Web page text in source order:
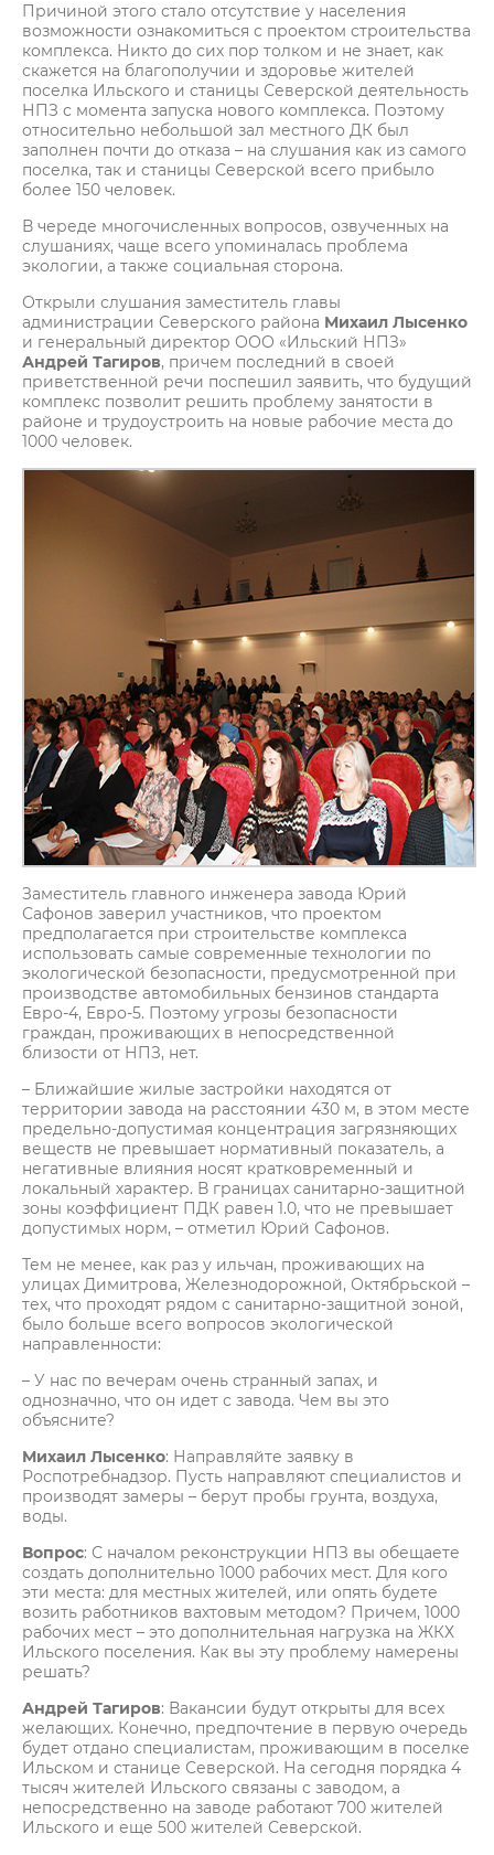
Причиной этого стало отсутствие у населения
возможности ознакомиться с проектом строительства
комплекса. Никто до сих пор толком и не знает, как
скажется на благополучии и здоровье жителей
поселка Ильского и станицы Северской деятельность
НПЗ с момента запуска нового комплекса. Поэтому
относительно небольшой зал местного ДК был
заполнен почти до отказа – на слушания как из самого
поселка, так и станицы Северской всего прибыло
более 150 человек.
В череде многочисленных вопросов, озвученных на
слушаниях, чаще всего упоминалась проблема
экологии, а также социальная сторона.
Открыли слушания заместитель главы
администрации Северского района Михаил Лысенко
и генеральный директор ООО «Ильский НПЗ»
Андрей Тагиров, причем последний в своей
приветственной речи поспешил заявить, что будущий
комплекс позволит решить проблему занятости в
районе и трудоустроить на новые рабочие места до
1000 человек.
Заместитель главного инженера завода Юрий
Сафонов заверил участников, что проектом
предполагается при строительстве комплекса
использовать самые современные технологии по
экологической безопасности, предусмотренной при
производстве автомобильных бензинов стандарта
Евро-4, Евро-5. Поэтому угрозы безопасности
граждан, проживающих в непосредственной
близости от НПЗ, нет.
– Ближайшие жилые застройки находятся от
территории завода на расстоянии 430 м, в этом месте
предельно-допустимая концентрация загрязняющих
веществ не превышает нормативный показатель, а
негативные влияния носят кратковременный и
локальный характер. В границах санитарно-защитной
зоны коэффициент ПДК равен 1.0, что не превышает
допустимых норм, – отметил Юрий Сафонов.
Тем не менее, как раз у ильчан, проживающих на
улицах Димитрова, Железнодорожной, Октябрьской –
тех, что проходят рядом с санитарно-защитной зоной,
было больше всего вопросов экологической
направленности:
– У нас по вечерам очень странный запах, и
однозначно, что он идет с завода. Чем вы это
объясните?
Михаил Лысенко: Направляйте заявку в
Роспотребнадзор. Пусть направляют специалистов и
производят замеры – берут пробы грунта, воздуха,
воды.
Вопрос: С началом реконструкции НПЗ вы обещаете
создать дополнительно 1000 рабочих мест. Для кого
эти места: для местных жителей, или опять будете
возить работников вахтовым методом? Причем, 1000
рабочих мест – это дополнительная нагрузка на ЖКХ
Ильского поселения. Как вы эту проблему намерены
решать?
Андрей Тагиров: Вакансии будут открыты для всех
желающих. Конечно, предпочтение в первую очередь
будет отдано специалистам, проживающим в поселке
Ильском и станице Северской. На сегодня порядка 4
тысяч жителей Ильского связаны с заводом, а
непосредственно на заводе работают 700 жителей
Ильского и еще 500 жителей Северской.